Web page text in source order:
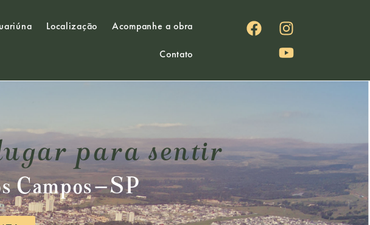
Localização Acompanhe a obra
Contato
para sentir
Campos-SP